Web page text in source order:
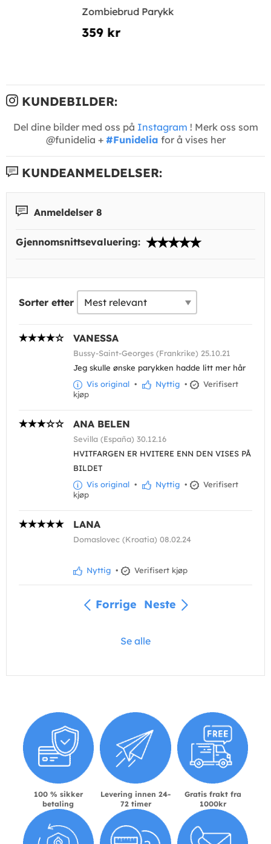
Zombiebrud Parykk
359 kr
KUNDEBILDER:
Del dine bilder med oss på Instagram ! Merk oss som
@funidelia + #Funidelia for å vises her
KUNDEANMELDELSER:
Anmeldelser 8
Gjennomsnittsevaluering:
Sorter etter
VANESSA
Bussy-Saint-Georges (Frankrike) 25.10.21
Jeg skulle ønske parykken hadde litt mer hår
Vis original • Nyttig •
Verifisert
kjøp
ANA BELEN
Sevilla (España) 30.12.16
HVITFARGEN ER HVITERE ENN DEN VISES PÅ
BILDET
Vis original • Nyttig •
Verifisert
kjøp
LANA
Domaslovec (Kroatia) 08.02.24
Nyttig • Verifisert kjøp
Forrige Neste
Se alle
100 % sikker
betaling
Levering innen 24-
72 timer
Gratis frakt fra
1000kr